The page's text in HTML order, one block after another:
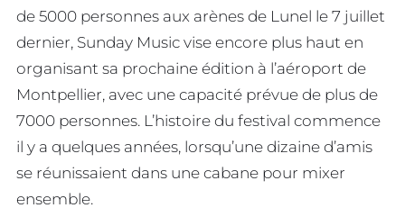
de 5000 personnes aux arènes de Lunel le 7 juillet
dernier, Sunday Music vise encore plus haut en
organisant sa prochaine édition à l’aéroport de
Montpellier, avec une capacité prévue de plus de
7000 personnes. L’histoire du festival commence
il y a quelques années, lorsqu’une dizaine d’amis
se réunissaient dans une cabane pour mixer
ensemble.